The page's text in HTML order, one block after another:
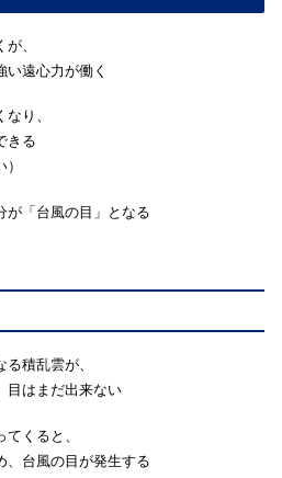
、
い遠心力が働く
り、
きる
が「台風の目」となる
積乱雲が、
目はまだ出来ない
くると、
、台風の目が発生する